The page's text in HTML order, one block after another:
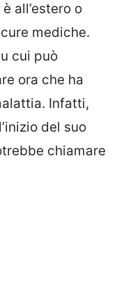
all’estero o
mediche.
cui può
ora che ha
Infatti,
del suo
chiamare